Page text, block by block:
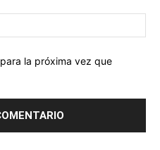
la próxima vez que